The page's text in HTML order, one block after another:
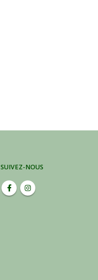
SUIVEZ-NOUS